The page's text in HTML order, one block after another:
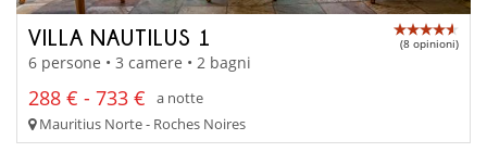
VILLA NAUTILUS 1 (8 opinioni)
6 persone • 3 camere • 2 bagni
288 € - 733 €
a notte
Mauritius Norte - Roches Noires